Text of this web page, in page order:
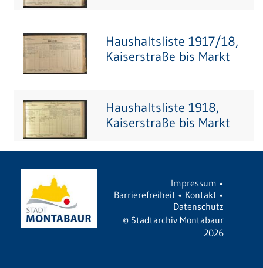
Haushaltsliste 1917/18,
Kaiserstraße bis Markt
Haushaltsliste 1918,
Kaiserstraße bis Markt
Impressum •
Barrierefreiheit • Kontakt •
Datenschutz
© Stadtarchiv Montabaur
2026